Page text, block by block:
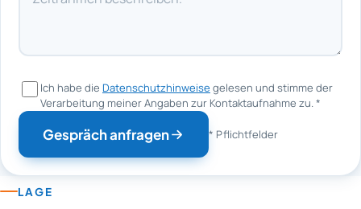
Ich habe die Datenschutzhinweise gelesen und stimme der
Verarbeitung meiner Angaben zur Kontaktaufnahme zu.*
Gespräch anfragen * Pflichtfelder
LAGE